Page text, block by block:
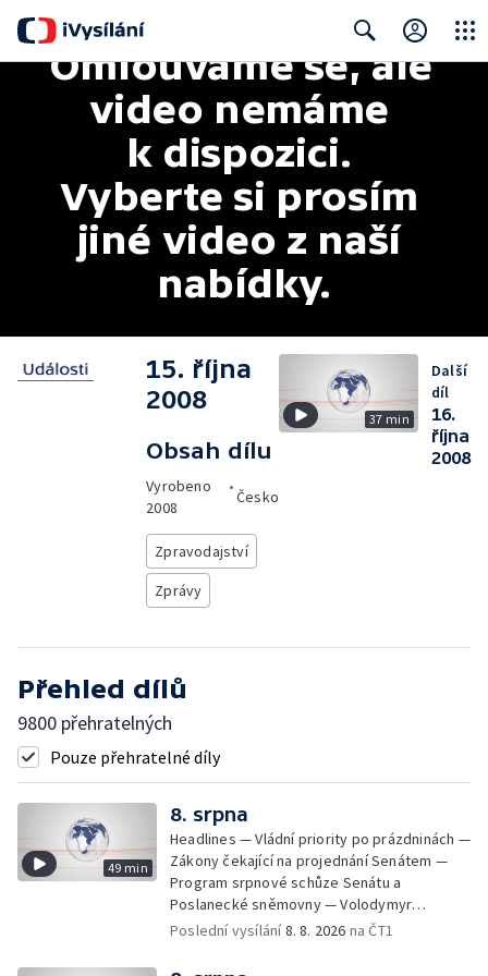
Search
Omlouváme se, ale
video nemáme
k dispozici.
Vyberte si prosím
jiné video z naší
nabídky.
15. října
2008
Obsah dílu
Vyrobeno
2008
•
Česko
Zpravodajství
Zprávy
37 min
Další
díl
16.
října
2008
Přehled dílů
9800 přehratelných
Pouze přehratelné díly
49 min
8. srpna
Headlines — Vládní priority po prázdninách —
Zákony čekající na projednání Senátem —
Program srpnové schůze Senátu a
Poslanecké sněmovny — Volodymyr
Zelenskyj jednal poprvé v Bělehradě —
provoz nelegálních domovů pro seniory —
Poslední vysílání8. 8. 2026 na ČT1